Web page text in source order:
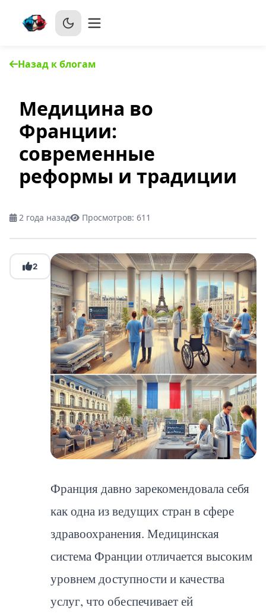
Назад к блогам
Медицина во
Франции:
современные
реформы и традиции
2 года назад Просмотров: 611
2
Франция давно зарекомендовала себя
как одна из ведущих стран в сфере
здравоохранения. Медицинская
система Франции отличается высоким
уровнем доступности и качества
услуг, что обеспечивает ей